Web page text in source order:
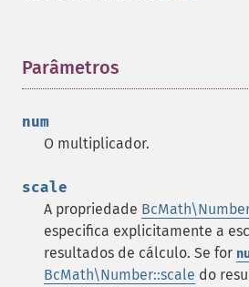
Parâmetros
num
O multiplicador.
scale
A propriedade
especifica explicitamente a
resultados de cálculo. Se for
BcMath\Number::scale do